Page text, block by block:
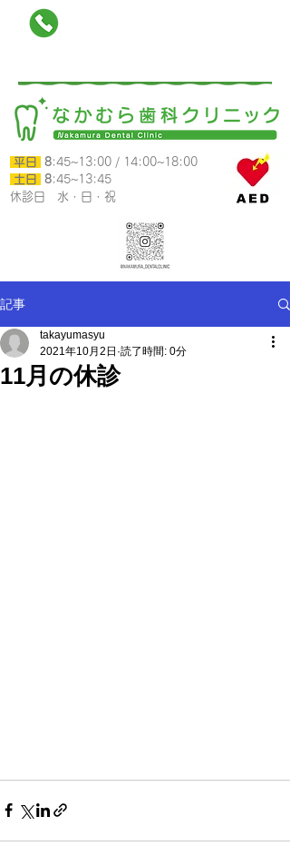
平日 8:45~13:00 / 14:00~18:00
​ 土日
8:45~13:45
​休診日 水・日・祝
記事
11月の休診
takayumasyu
2021年10月2日 読了時間: 0分